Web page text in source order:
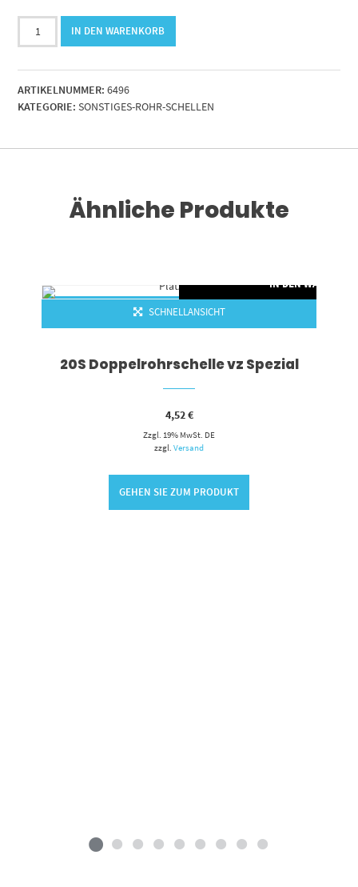
Winkel-
Steckanschluss
1/4"
-
12mm.
IN DEN WARENKORB
ARTIKELNUMMER: 6496
KATEGORIE: SONSTIGES-ROHR-SCHELLEN
Ähnliche Produkte
IN DEN
SCHNELLANSICHT
20S Doppelrohrschelle vz Spezial
4,52€
Zzgl. 19% MwSt. DE
zzgl.Versand
GEHEN SIE ZUM PRODUKT